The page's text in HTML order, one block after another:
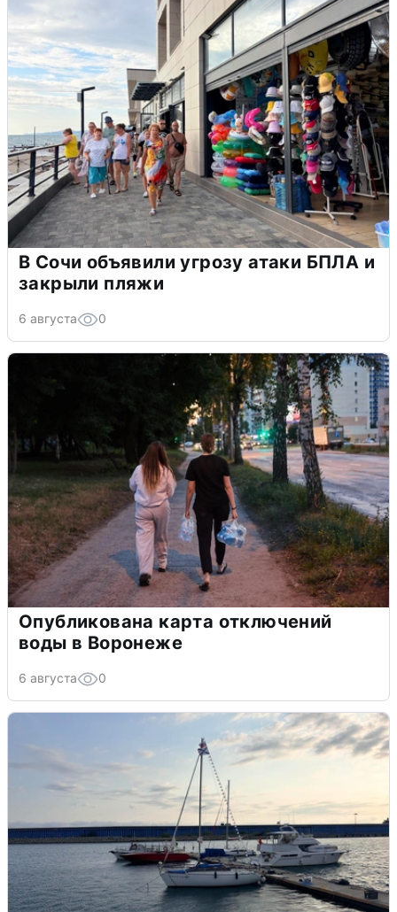
В Сочи объявили угрозу атаки БПЛА и
закрыли пляжи
6 августа 0
Опубликована карта отключений
воды в Воронеже
6 августа 0